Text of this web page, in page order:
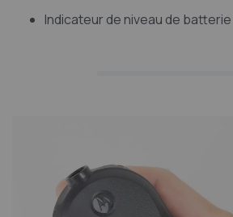
Indicateur de niveau de